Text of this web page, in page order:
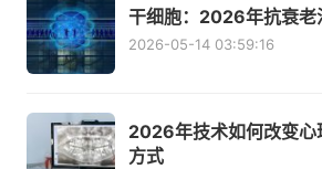
干细胞：2026年抗衰老
2026-05-14 03:59:16
2026年技术如何改变心
方式